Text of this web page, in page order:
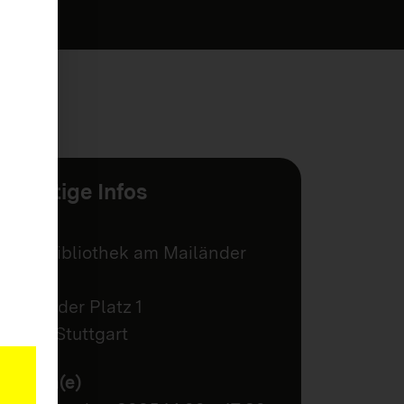
Wichtige Infos
Stadtbibliothek am Mailänder
Mailänder Platz 1
70173 Stuttgart
Termin(e)